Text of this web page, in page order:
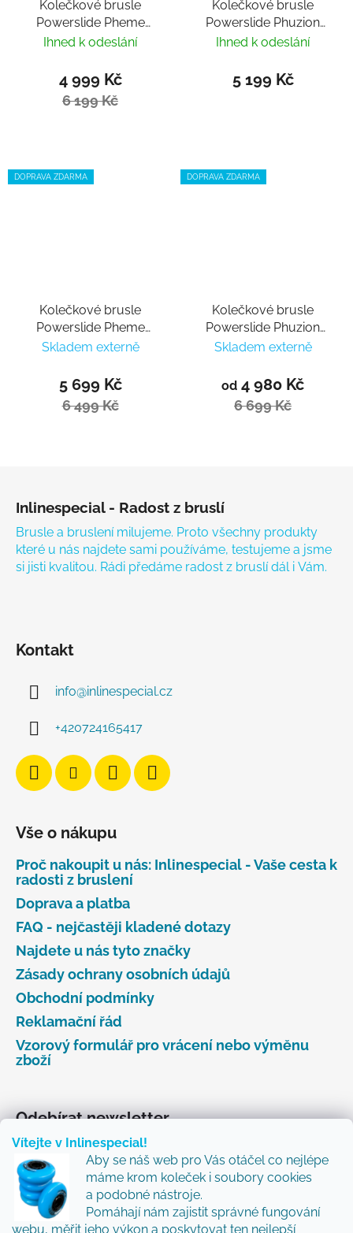
Vítejte v Inlinespecial!
Aby se náš web pro Vás otáčel co nejlépe
máme krom koleček i soubory cookies
a podobné nástroje.
Pomáhají nám zajistit správné fungování
webu, měřit jeho výkon a poskytovat ten nejlepší
Kolečkové brusle
Powerslide Pheme
Ocean 100 Trinity
Ihned k odeslání
4 999 Kč
6 199 Kč
Kolečkové brusle
Powerslide Phuzion
Argon Coral 100 Trinity
Ihned k odeslání
5 199 Kč
DOPRAVA ZDARMA
Kolečkové brusle
Powerslide Pheme
Wine 100 Trinity
Skladem externě
5 699 Kč
6 499 Kč
DOPRAVA ZDARMA
Kolečkové brusle
Powerslide Phuzion
Argon Syncro Rose 110
Skladem externě
od 4 980 Kč
6 699 Kč
Inlinespecial - Radost z bruslí
Brusle a bruslení milujeme. Proto všechny produkty
které u nás najdete sami používáme, testujeme a jsme
si jisti kvalitou. Rádi předáme radost z bruslí dál i Vám.
Kontakt
info@inlinespecial.cz
+420724165417
Vše o nákupu
Proč nakoupit u nás: Inlinespecial - Vaše cesta k
radosti z bruslení
Doprava a platba
FAQ - nejčastěji kladené dotazy
Najdete u nás tyto značky
Zásady ochrany osobních údajů
Obchodní podmínky
Reklamační řád
Vzorový formulář pro vrácení nebo výměnu
zboží
Odebírat newsletter
Vložte svůj e-mail a my vám budeme zasílat informace
o nových produktech na našem e-shopu.
Přidejte se k nám a my Vám budeme zasílat ty nejlepší
novinky a tipy.